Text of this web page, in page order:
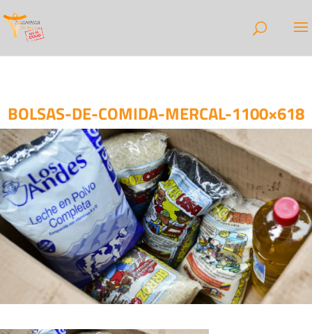
BOLSAS-DE-COMIDA-MERCAL-1100×618